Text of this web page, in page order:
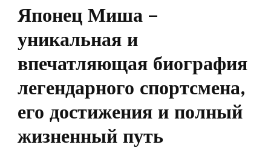
Японец Миша –
уникальная и
впечатляющая биография
легендарного спортсмена,
его достижения и полный
жизненный путь